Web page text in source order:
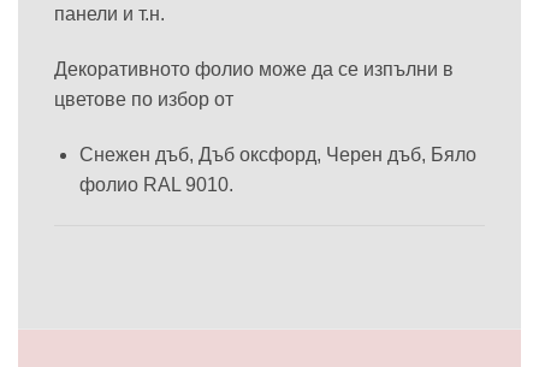
панели и т.н.
Декоративното фолио може да се изпълни в
цветове по избор от
Снежен дъб, Дъб оксфорд, Черен дъб, Бяло
фолио RAL 9010.